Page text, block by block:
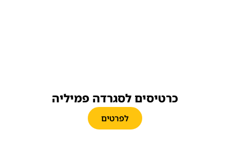
כרטיסים לסגרדה פמיליה
לפרטים